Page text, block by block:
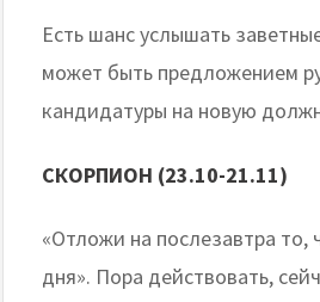
Есть шанс услышать
может быть предложением
кандидатуры на новую
СКОРПИОН (23.10-21.11)
«Отложи на послезавтра
дня». Пора действовать,